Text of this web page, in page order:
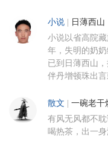
小说 日薄西山
小说以省高院
年，失明的奶
已到日薄西山
伴丹增顿珠出言
散文 一碗老干
有风无风都不
喝热茶，出一身